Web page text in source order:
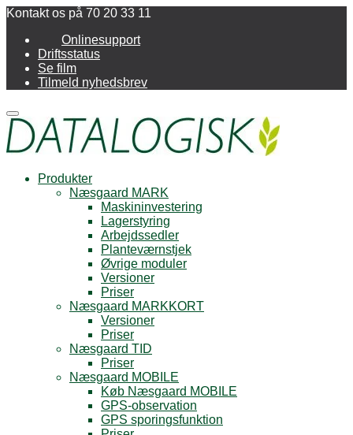
Kontakt os på 70 20 33 11
Onlinesupport
Driftsstatus
Se film
Tilmeld nyhedsbrev
Menu
Produkter
Næsgaard MARK
Maskininvestering
Lagerstyring
Arbejdssedler
Planteværnstjek
Øvrige moduler
Versioner
Priser
Næsgaard MARKKORT
Versioner
Priser
Næsgaard TID
Priser
Næsgaard MOBILE
Køb Næsgaard MOBILE
GPS-observation
GPS sporingsfunktion